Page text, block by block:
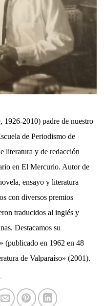
1926-2010) padre de nuestro
de Periodismo de
literatura y de redacción
en El Mercurio. Autor de
ensayo y literatura
con diversos premios
traducidos al inglés y
Destacamos su
(publicado en 1962 en 48
de Valparaíso» (2001).